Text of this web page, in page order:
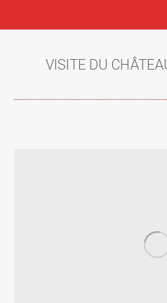
VISITE DU